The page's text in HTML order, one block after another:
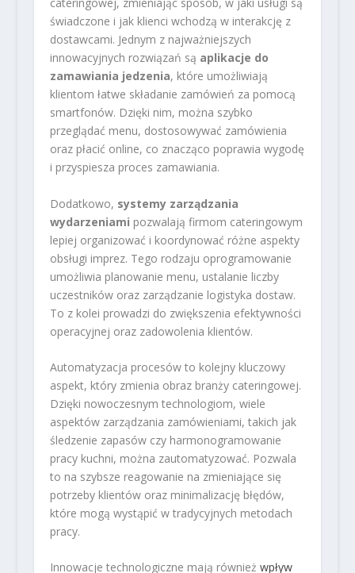
świadczone i jak klienci wchodzą w interakcję z
dostawcami. Jednym z najważniejszych
innowacyjnych rozwiązań są aplikacje do
zamawiania jedzenia, które umożliwiają
klientom łatwe składanie zamówień za pomocą
smartfonów. Dzięki nim, można szybko
przeglądać menu, dostosowywać zamówienia
oraz płacić online, co znacząco poprawia wygodę
i przyspiesza proces zamawiania.
Dodatkowo, systemy zarządzania
wydarzeniami pozwalają firmom cateringowym
lepiej organizować i koordynować różne aspekty
obsługi imprez. Tego rodzaju oprogramowanie
umożliwia planowanie menu, ustalanie liczby
uczestników oraz zarządzanie logistyka dostaw.
To z kolei prowadzi do zwiększenia efektywności
operacyjnej oraz zadowolenia klientów.
Automatyzacja procesów to kolejny kluczowy
aspekt, który zmienia obraz branży cateringowej.
Dzięki nowoczesnym technologiom, wiele
aspektów zarządzania zamówieniami, takich jak
śledzenie zapasów czy harmonogramowanie
pracy kuchni, można zautomatyzować. Pozwala
to na szybsze reagowanie na zmieniające się
potrzeby klientów oraz minimalizację błędów,
które mogą wystąpić w tradycyjnych metodach
pracy.
Innowacje technologiczne mają również wpływ